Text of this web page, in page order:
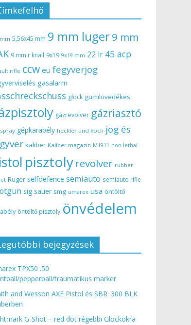
5,56x45 mm 9 mm luger9 mm
9 mm r knall 9x19 9x19 mm 22 lr 45 acp
rifle ccw eu fegyverjog
gasalarm
glock gumilövedékes
gázrevolver gázriasztó
gépkarabély heckler und koch jog és
kaliber Kaliber magazin M1911 non lethal
pisztoly revolver rubber
Ruger selfdefence semiauto semiauto rifle
sig sauer smg umarex usa öntöltő
öntöltő pisztoly önvédelem
bejegyzések
TPX50 .50
pepperball/traumatikus marker
and Wesson AXE Pistol és SBR .300 BLK
G-Shot – red dot régebbi Glockokra